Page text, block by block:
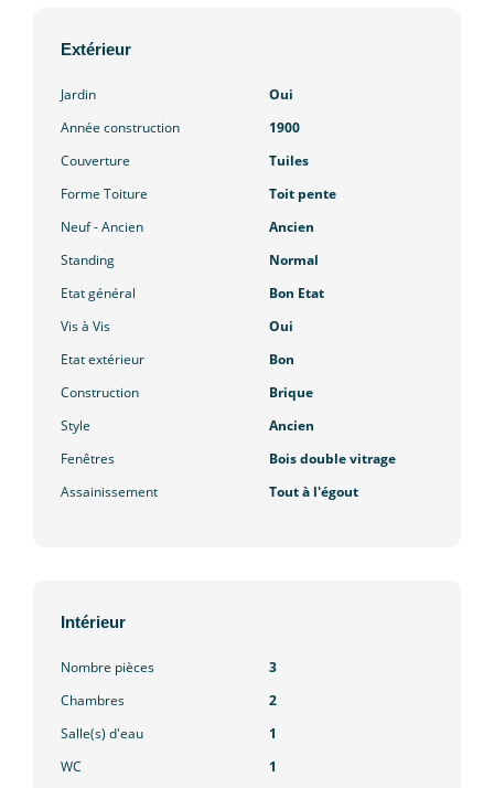
Extérieur
Jardin
Oui
Année construction
1900
Couverture
Tuiles
Forme Toiture
Toit pente
Neuf - Ancien
Ancien
Standing
Normal
Etat général
Bon Etat
Vis à Vis
Oui
Etat extérieur
Bon
Construction
Brique
Style
Ancien
Fenêtres
Bois double vitrage
Assainissement
Tout à l'égout
Intérieur
Nombre pièces
3
Chambres
2
Salle(s) d'eau
1
WC
1